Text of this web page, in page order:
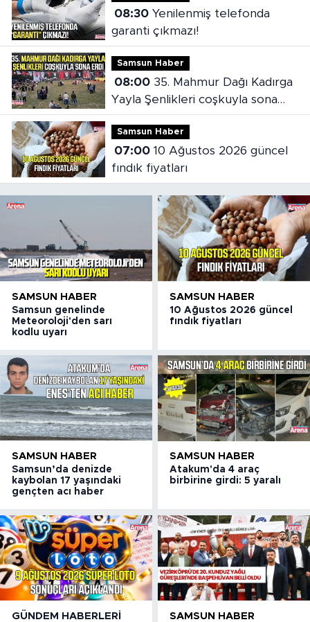
08:30Yenilenmiş telefonda
garanti çıkmazı!
Samsun Haber
08:0035. Mahmur Dağı Kadırga
Yayla Şenlikleri coşkuyla sona
erdi
Samsun Haber
07:0010 Ağustos 2026 güncel
fındık fiyatları
SAMSUN HABER
Samsun genelinde
Meteoroloji'den sarı
kodlu uyarı
SAMSUN HABER
10 Ağustos 2026 güncel
fındık fiyatları
SAMSUN HABER
Samsun’da denizde
kaybolan 17 yaşındaki
gençten acı haber
SAMSUN HABER
Atakum'da 4 araç
birbirine girdi: 5 yaralı
GÜNDEM HABERLERI SAMSUN HABER